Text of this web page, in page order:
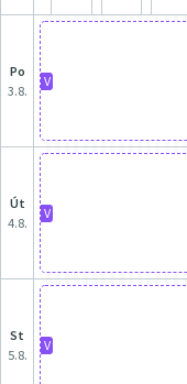
po
3.8.
V
út
4.8.
V
st
5.8.
V